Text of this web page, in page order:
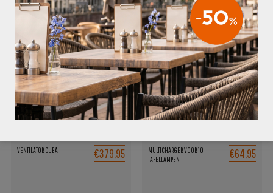
GERELATEERDE PRODUCTEN
VENTILATOR CUBA €379,95
MULTICHARGER VOOR 10
TAFELLAMPEN
€64,95